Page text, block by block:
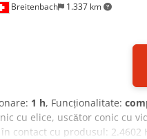
Breitenbach 1.337 km
1 h, Funcționalitate:
cu elice, uscător conic cu
contact cu produsul: 2.4602